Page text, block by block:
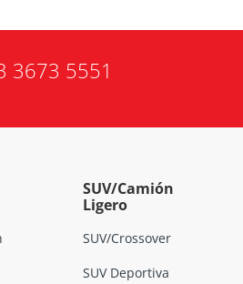
3673 5551
SUV/Camión
Ligero
SUV/Crossover
SUV Deportiva